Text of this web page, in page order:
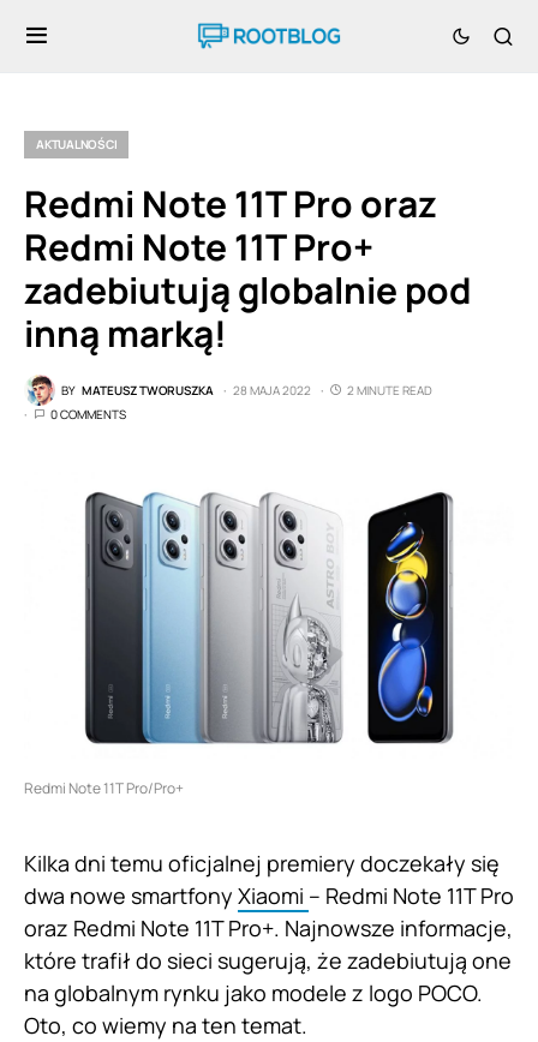
AKTUALNOŚCI
Redmi Note 11T Pro oraz
Redmi Note 11T Pro+
zadebiutują globalnie pod
inną marką!
BY MATEUSZ TWORUSZKA 28 MAJA 2022
2 MINUTE READ
0 COMMENTS
Redmi Note 11T Pro/Pro+
Kilka dni temu oficjalnej premiery doczekały się
dwa nowe smartfony Xiaomi – Redmi Note 11T Pro
oraz Redmi Note 11T Pro+. Najnowsze informacje,
które trafił do sieci sugerują, że zadebiutują one
na globalnym rynku jako modele z logo POCO.
Oto, co wiemy na ten temat.